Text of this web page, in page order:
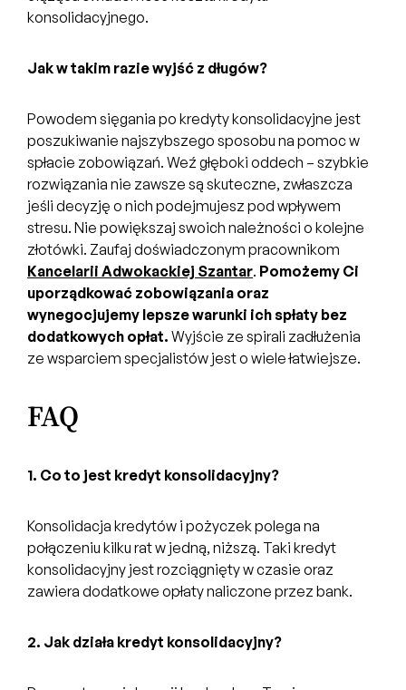
konsolidacyjnego.
Jak w takim razie wyjść z długów?
Powodem sięgania po kredyty konsolidacyjne jest
poszukiwanie najszybszego sposobu na pomoc w
spłacie zobowiązań. Weź głęboki oddech – szybkie
rozwiązania nie zawsze są skuteczne, zwłaszcza
jeśli decyzję o nich podejmujesz pod wpływem
stresu. Nie powiększaj swoich należności o kolejne
złotówki. Zaufaj doświadczonym pracownikom
Kancelarii Adwokackiej Szantar. Pomożemy Ci
uporządkować zobowiązania oraz
wynegocjujemy lepsze warunki ich spłaty bez
dodatkowych opłat. Wyjście ze spirali zadłużenia
ze wsparciem specjalistów jest o wiele łatwiejsze.
FAQ
1. Co to jest kredyt konsolidacyjny?
Konsolidacja kredytów i pożyczek polega na
połączeniu kilku rat w jedną, niższą. Taki kredyt
konsolidacyjny jest rozciągnięty w czasie oraz
zawiera dodatkowe opłaty naliczone przez bank.
2. Jak działa kredyt konsolidacyjny?